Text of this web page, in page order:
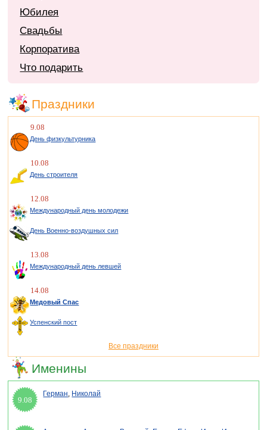
Юбилея
Свадьбы
Корпоратива
Что подарить
Праздники
9.08
День физкультурника
10.08
День строителя
12.08
Международный день молодежи
День Военно-воздушных сил
13.08
Международный день левшей
14.08
Медовый Спас
Успенский пост
Все праздники
Именины
9.08
Герман, Николай